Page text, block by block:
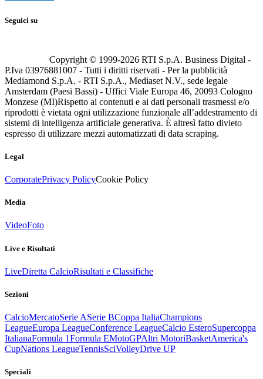
Seguici su
Copyright © 1999-2026 RTI S.p.A. Business Digital -
P.Iva 03976881007 - Tutti i diritti riservati - Per la pubblicità
Mediamond S.p.A. - RTI S.p.A., Mediaset N.V., sede legale
Amsterdam (Paesi Bassi) - Uffici Viale Europa 46, 20093 Cologno
Monzese (MI)Rispetto ai contenuti e ai dati personali trasmessi e/o
riprodotti è vietata ogni utilizzazione funzionale all’addestramento di
sistemi di intelligenza artificiale generativa. È altresì fatto divieto
espresso di utilizzare mezzi automatizzati di data scraping.
Legal
CorporatePrivacy PolicyCookie Policy
Media
VideoFoto
Live e Risultati
LiveDiretta CalcioRisultati e Classifiche
Sezioni
CalcioMercatoSerie ASerie BCoppa ItaliaChampions
LeagueEuropa LeagueConference LeagueCalcio EsteroSupercoppa
ItalianaFormula 1Formula EMotoGPAltri MotoriBasketAmerica's
CupNations LeagueTennisSciVolleyDrive UP
Speciali